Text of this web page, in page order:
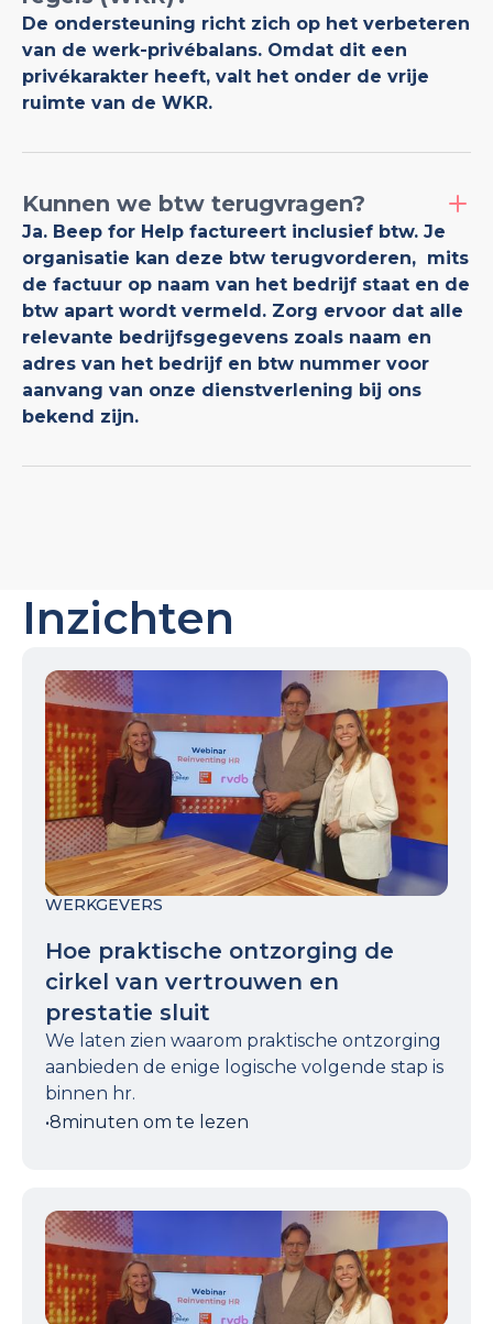
De ondersteuning richt zich op het verbeteren
van de werk-privébalans. Omdat dit een
privékarakter heeft, valt het onder de vrije
ruimte van de WKR.
Kunnen we btw terugvragen?
Ja. Beep for Help factureert inclusief btw. Je
organisatie kan deze btw terugvorderen, mits
de factuur op naam van het bedrijf staat en de
btw apart wordt vermeld. Zorg ervoor dat alle
relevante bedrijfsgegevens zoals naam en
adres van het bedrijf en btw nummer voor
aanvang van onze dienstverlening bij ons
bekend zijn.
Inzichten
WERKGEVERS
Hoe praktische ontzorging de
cirkel van vertrouwen en
prestatie sluit
We laten zien waarom praktische ontzorging
aanbieden de enige logische volgende stap is
binnen hr.
•8minuten om te lezen